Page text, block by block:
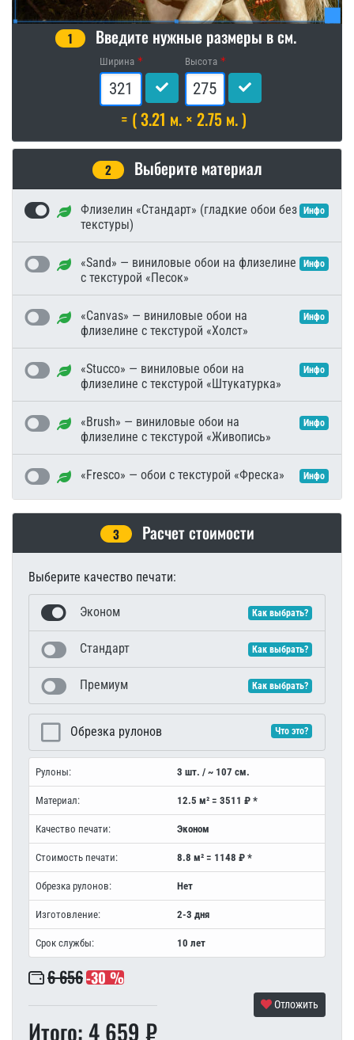
1 Введите нужные размеры в см.
Ширина Высота
= ( 3.21 м. × 2.75 м. )
2 Выберите материал
Флизелин «Стандарт» (гладкие обои без
текстуры)
Инфо
«Sand» — виниловые обои на флизелине
с текстурой «Песок»
Инфо
«Canvas» — виниловые обои на
флизелине с текстурой «Холст»
Инфо
«Stucco» — виниловые обои на
флизелине с текстурой «Штукатурка»
Инфо
«Brush» — виниловые обои на
флизелине с текстурой «Живопись»
Инфо
«Fresco» — обои с текстурой «Фреска» Инфо
3 Расчет стоимости
Выберите качество печати:
Эконом Как выбрать?
Стандарт Как выбрать?
Премиум Как выбрать?
Обрезка рулонов Что это?
Рулоны: 3 шт. / ~ 107 см.
Материал: 12.5 м² = 3511 ₽ *
Качество печати: Эконом
Стоимость печати: 8.8 м² = 1148 ₽ *
Обрезка рулонов: Нет
Изготовление: 2-3 дня
Срок службы: 10 лет
6 656-30 %
Итого: 4 659 ₽
Отложить